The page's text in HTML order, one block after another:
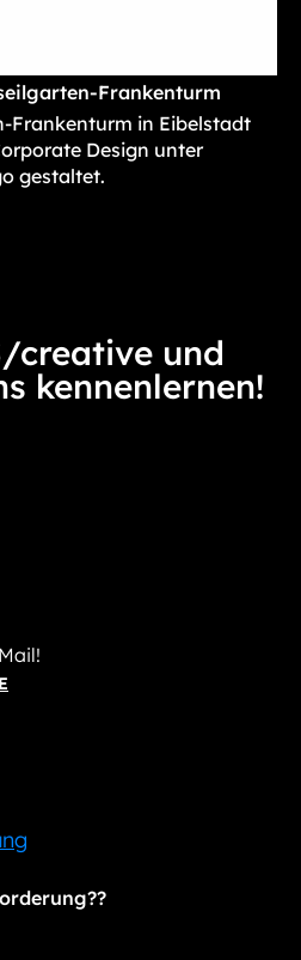
Frankenturm
Frankenturm in Eibelstadt
Design unter
gestaltet.
creative und
kennenlernen!